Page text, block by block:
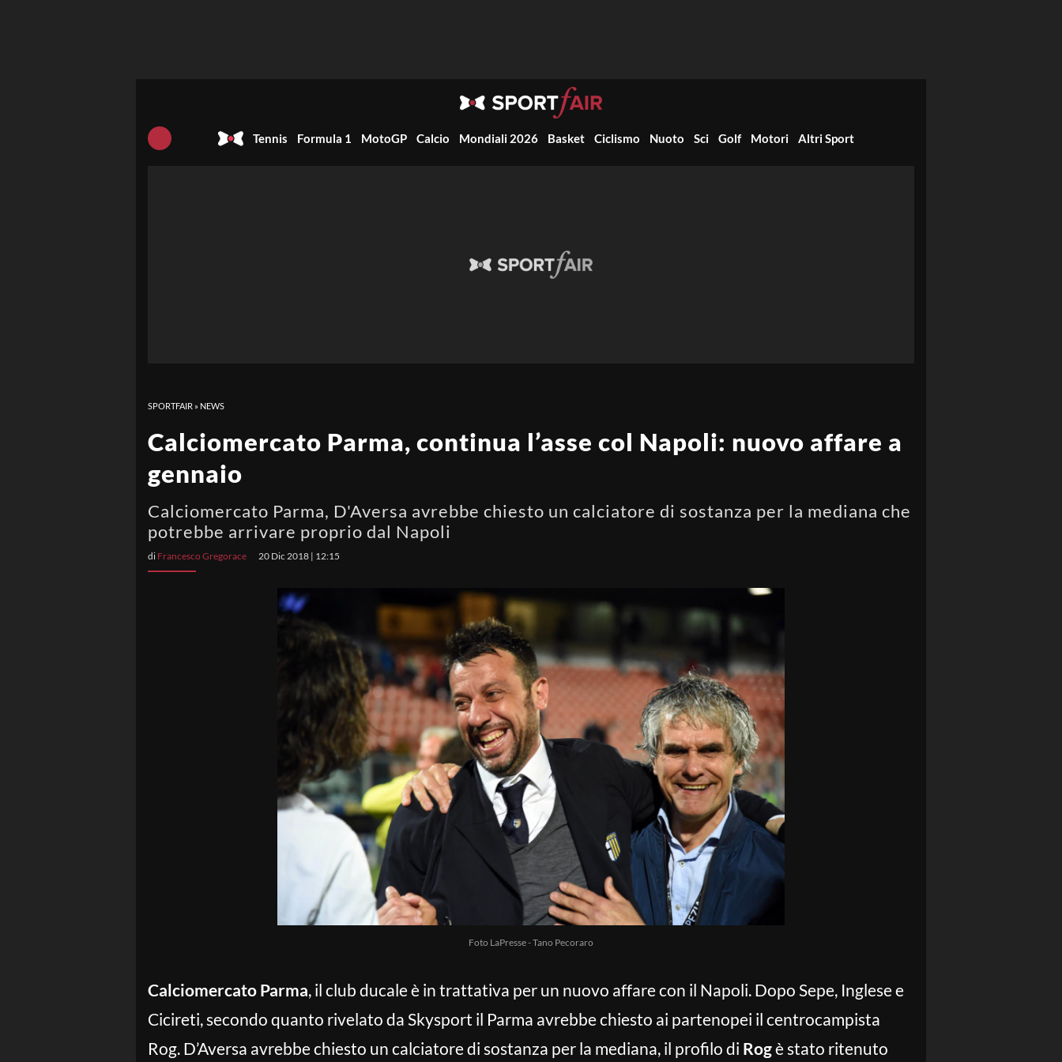
Tennis Formula 1 MotoGP Calcio Mondiali 2026 Basket Ciclismo Nuoto Sci Golf Motori Altri Sport
SPORTFAIR » NEWS
Calciomercato Parma, continua l’asse col Napoli: nuovo affare a
gennaio
Calciomercato Parma, D'Aversa avrebbe chiesto un calciatore di sostanza per la mediana che
potrebbe arrivare proprio dal Napoli
di Francesco Gregorace 20 Dic 2018 | 12:15
Foto LaPresse - Tano Pecoraro
Calciomercato Parma, il club ducale è in trattativa per un nuovo affare con il Napoli. Dopo Sepe, Inglese e
Cicireti, secondo quanto rivelato da Skysport il Parma avrebbe chiesto ai partenopei il centrocampista
Rog. D’Aversa avrebbe chiesto un calciatore di sostanza per la mediana, il profilo di Rogè stato ritenuto